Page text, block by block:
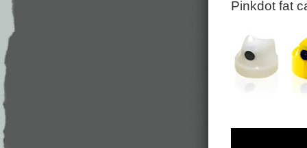
Pinkdot fat